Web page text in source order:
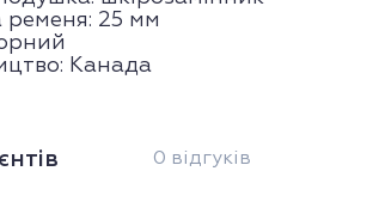
25 мм
Канада
0 відгуків